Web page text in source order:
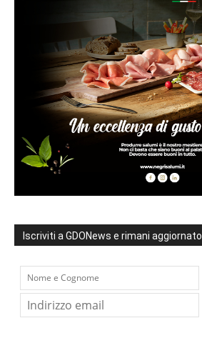
Iscriviti a GDONews e rimani aggiornato